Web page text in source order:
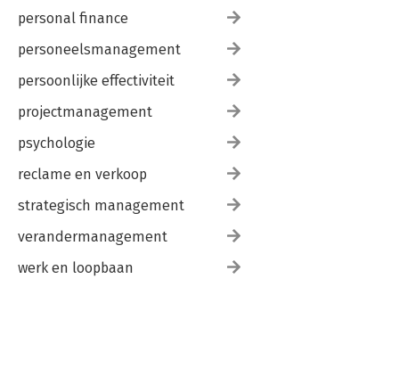
personal finance
personeelsmanagement
persoonlijke effectiviteit
projectmanagement
psychologie
reclame en verkoop
strategisch management
verandermanagement
werk en loopbaan